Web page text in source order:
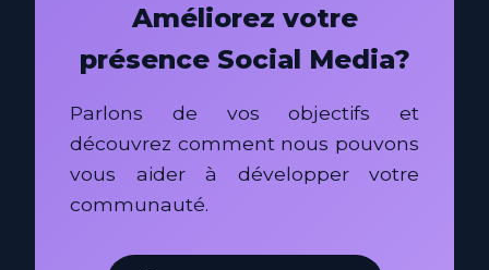
Améliorez votre
présence Social Media?
Parlons de vos objectifs et
découvrez comment nous pouvons
vous aider à développer votre
communauté.